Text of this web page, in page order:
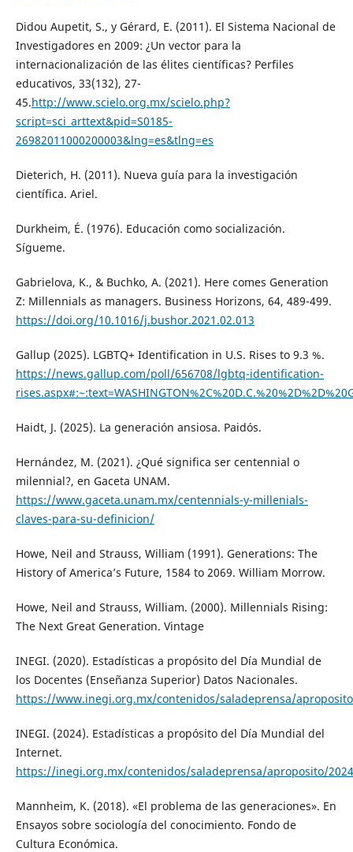
Didou Aupetit, S., y Gérard, E. (2011). El Sistema Nacional de
Investigadores en 2009: ¿Un vector para la
internacionalización de las élites científicas? Perfiles
educativos, 33(132), 27-
45.http://www.scielo.org.mx/scielo.php?
script=sci_arttext&pid=S0185-
26982011000200003&lng=es&tlng=es
Dieterich, H. (2011). Nueva guía para la investigación
científica. Ariel.
Durkheim, É. (1976). Educación como socialización.
Sígueme.
Gabrielova, K., & Buchko, A. (2021). Here comes Generation
Z: Millennials as managers. Business Horizons, 64, 489-499.
https://doi.org/10.1016/j.bushor.2021.02.013
Gallup (2025). LGBTQ+ Identification in U.S. Rises to 9.3 %.
https://news.gallup.com/poll/656708/lgbtq-identification-
Haidt, J. (2025). La generación ansiosa. Paidós.
Hernández, M. (2021). ¿Qué significa ser centennial o
milennial?, en Gaceta UNAM.
https://www.gaceta.unam.mx/centennials-y-millenials-
claves-para-su-definicion/
Howe, Neil and Strauss, William (1991). Generations: The
History of America’s Future, 1584 to 2069. William Morrow.
Howe, Neil and Strauss, William. (2000). Millennials Rising:
The Next Great Generation. Vintage
INEGI. (2020). Estadísticas a propósito del Día Mundial de
los Docentes (Enseñanza Superior) Datos Nacionales.
https://www.inegi.org.mx/contenidos/saladeprensa/
INEGI. (2024). Estadísticas a propósito del Día Mundial del
Internet.
https://inegi.org.mx/contenidos/saladeprensa/aproposito/
Mannheim, K. (2018). «El problema de las generaciones». En
Ensayos sobre sociología del conocimiento. Fondo de
Cultura Económica.